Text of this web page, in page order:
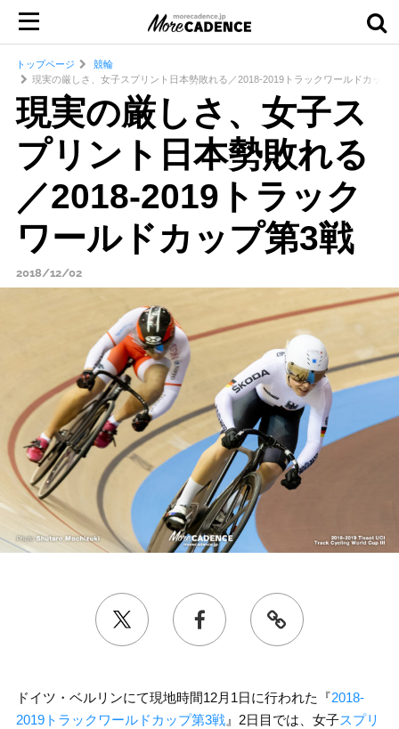
トップページ
競輪
現実の厳しさ、女子スプリント日本勢敗れる／2018-2019トラックワールドカップ
現実の厳しさ、女子ス
プリント日本勢敗れる
／2018-2019トラック
ワールドカップ第3戦
2018/12/02
ドイツ・ベルリンにて現地時間12月1日に行われた『2018-
2019トラックワールドカップ第3戦』2日目では、女子スプリ